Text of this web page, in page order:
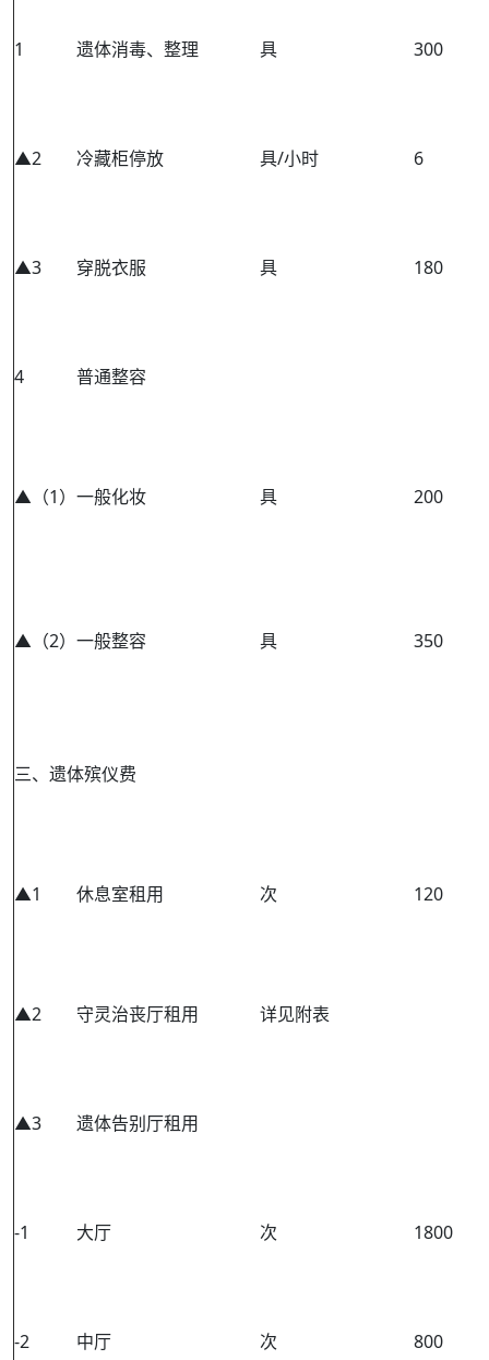
1 遗体消毒、整理 具 300
▲2 冷藏柜停放 具/小时 6
▲3 穿脱衣服 具 180
4 普通整容
▲（1） 一般化妆 具 200
▲（2） 一般整容 具 350
三、遗体殡仪费
▲1 休息室租用 次 120
▲2 守灵治丧厅租用 详见附表
▲3 遗体告别厅租用
-1 大厅 次 1800
-2 中厅 次 800